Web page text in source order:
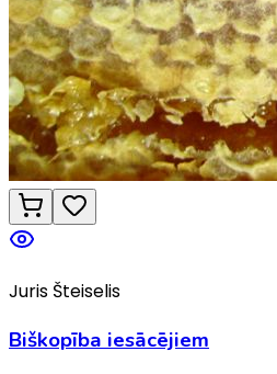
Juris Šteiselis
Biškopība iesācējiem